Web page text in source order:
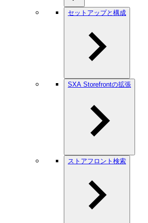
セットアップと構成
SXA Storefrontの拡張
ストアフロント検索